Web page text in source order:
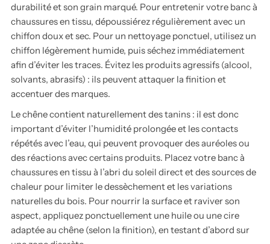
durabilité et son grain marqué. Pour entretenir votre banc à
chaussures en tissu, dépoussiérez régulièrement avec un
chiffon doux et sec. Pour un nettoyage ponctuel, utilisez un
chiffon légèrement humide, puis séchez immédiatement
afin d’éviter les traces. Évitez les produits agressifs (alcool,
solvants, abrasifs) : ils peuvent attaquer la finition et
accentuer des marques.
Le chêne contient naturellement des tanins : il est donc
important d’éviter l’humidité prolongée et les contacts
répétés avec l’eau, qui peuvent provoquer des auréoles ou
des réactions avec certains produits. Placez votre banc à
chaussures en tissu à l’abri du soleil direct et des sources de
chaleur pour limiter le dessèchement et les variations
naturelles du bois. Pour nourrir la surface et raviver son
aspect, appliquez ponctuellement une huile ou une cire
adaptée au chêne (selon la finition), en testant d’abord sur